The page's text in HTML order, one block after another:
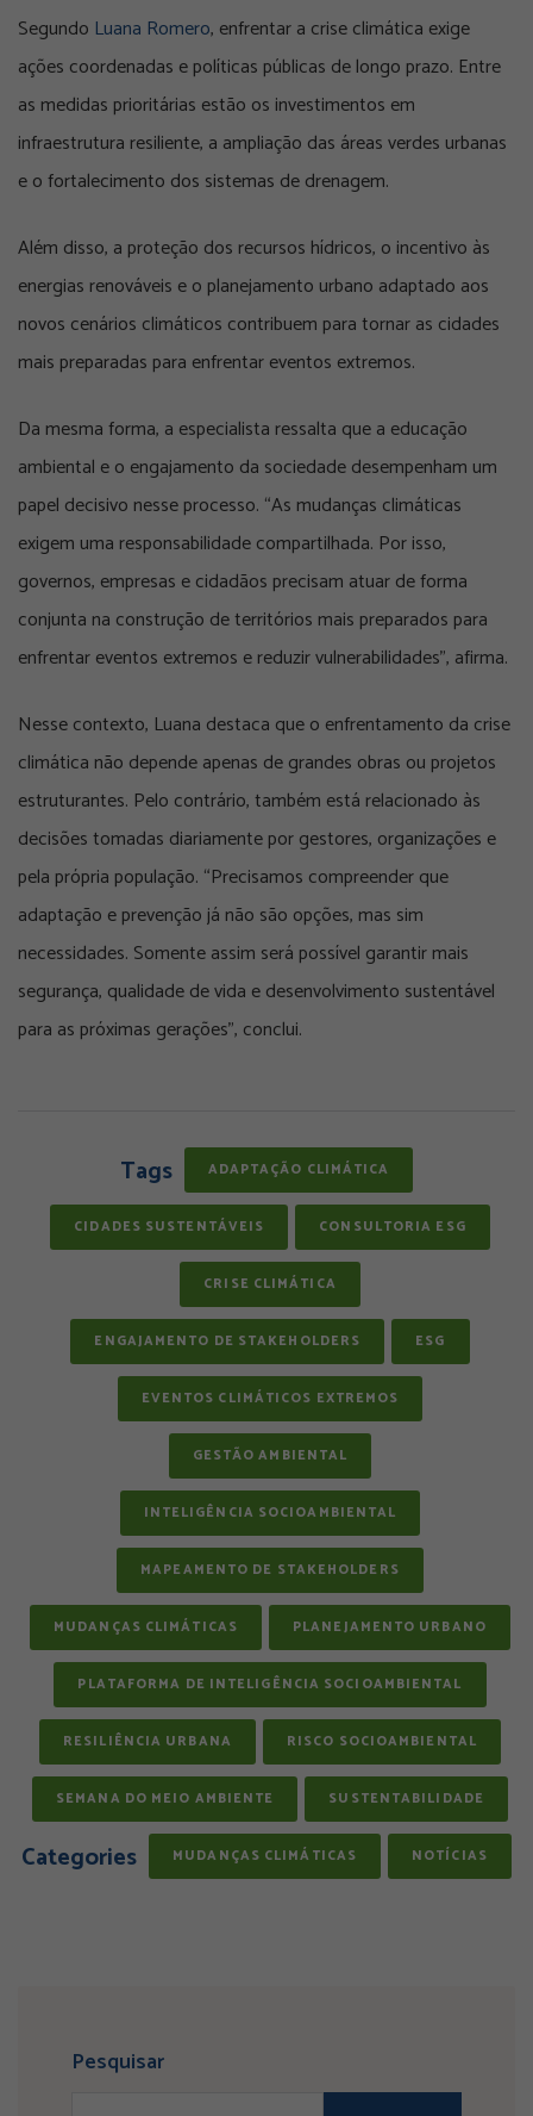
Segundo Luana Romero, enfrentar a crise climática exige
ações coordenadas e políticas públicas de longo prazo. Entre
as medidas prioritárias estão os investimentos em
infraestrutura resiliente, a ampliação das áreas verdes urbanas
e o fortalecimento dos sistemas de drenagem.
Além disso, a proteção dos recursos hídricos, o incentivo às
energias renováveis e o planejamento urbano adaptado aos
novos cenários climáticos contribuem para tornar as cidades
mais preparadas para enfrentar eventos extremos.
Da mesma forma, a especialista ressalta que a educação
ambiental e o engajamento da sociedade desempenham um
papel decisivo nesse processo. “As mudanças climáticas
exigem uma responsabilidade compartilhada. Por isso,
governos, empresas e cidadãos precisam atuar de forma
conjunta na construção de territórios mais preparados para
enfrentar eventos extremos e reduzir vulnerabilidades”, afirma.
Nesse contexto, Luana destaca que o enfrentamento da crise
climática não depende apenas de grandes obras ou projetos
estruturantes. Pelo contrário, também está relacionado às
decisões tomadas diariamente por gestores, organizações e
pela própria população. “Precisamos compreender que
adaptação e prevenção já não são opções, mas sim
necessidades. Somente assim será possível garantir mais
segurança, qualidade de vida e desenvolvimento sustentável
para as próximas gerações”, conclui.
Tags ADAPTAÇÃO CLIMÁTICA
CIDADES SUSTENTÁVEIS CONSULTORIA ESG
CRISE CLIMÁTICA
ENGAJAMENTO DE STAKEHOLDERS ESG
EVENTOS CLIMÁTICOS EXTREMOS
GESTÃO AMBIENTAL
INTELIGÊNCIA SOCIOAMBIENTAL
MAPEAMENTO DE STAKEHOLDERS
MUDANÇAS CLIMÁTICAS PLANEJAMENTO URBANO
PLATAFORMA DE INTELIGÊNCIA SOCIOAMBIENTAL
RESILIÊNCIA URBANA RISCO SOCIOAMBIENTAL
SEMANA DO MEIO AMBIENTE SUSTENTABILIDADE
Categories MUDANÇAS CLIMÁTICAS NOTÍCIAS
Pesquisar